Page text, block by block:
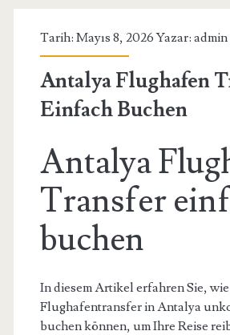
Tarih: Mayıs 8, 2026 Yazar: admin
Antalya Flughafen
Einfach Buchen
Antalya
Transfer
buchen
In diesem Artikel erfahren Sie,
Flughafentransfer in Antalya
buchen können, um Ihre Reise